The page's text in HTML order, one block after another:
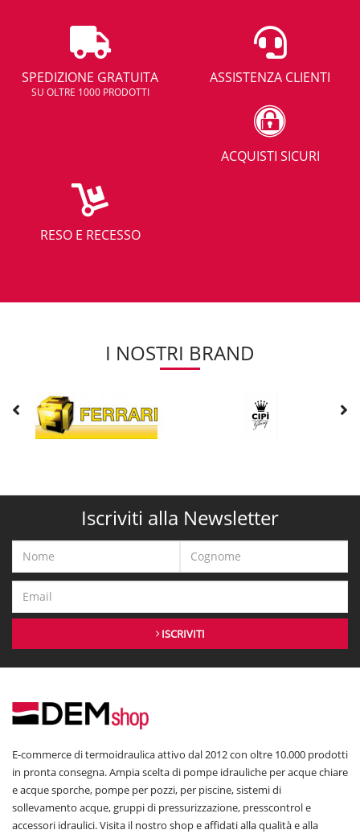
SPEDIZIONE GRATUITA
SU OLTRE 1000 PRODOTTI
ASSISTENZA CLIENTI
ACQUISTI SICURI
RESO E RECESSO
I NOSTRI BRAND
Iscriviti alla Newsletter
ISCRIVITI
E-commerce di termoidraulica attivo dal 2012 con oltre 10.000 prodotti
in pronta consegna. Ampia scelta di pompe idrauliche per acque chiare
e acque sporche, pompe per pozzi, per piscine, sistemi di
sollevamento acque, gruppi di pressurizzazione, presscontrol e
accessori idraulici. Visita il nostro shop e affidati alla qualità e alla